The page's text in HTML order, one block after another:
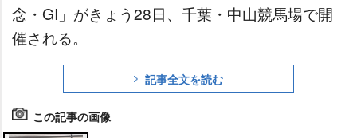
念・GI」がきょう28日、千葉・中山競馬場で開
催される。
記事全文を読む
この記事の画像